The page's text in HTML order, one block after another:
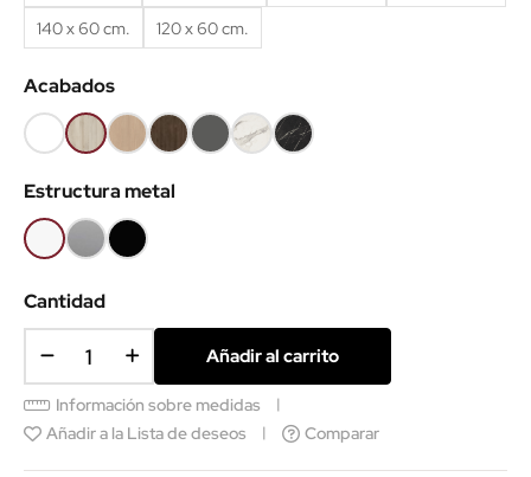
140 x 60 cm.
120 x 60 cm.
Acabados
Blanco
68
Haya
52
Roble
60
Castaño
53
Gris
grafito
Mármol
blanco
Mármol
negro
Estructura metal
BlancoGris
aluminio
Negro
Cantidad
Añadir al carrito
Información sobre medidas
Añadir a la Lista de deseos
Comparar